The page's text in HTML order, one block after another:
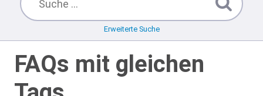
Erweiterte Suche
FAQs mit gleichen